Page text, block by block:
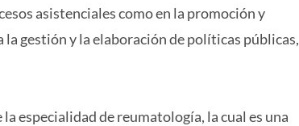
asistenciales como en la promoción y
gestión y la elaboración de políticas públicas,
especialidad de reumatología, la cual es una